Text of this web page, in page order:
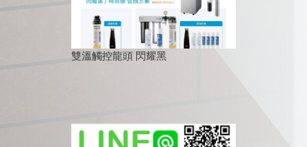
雙溫觸控龍頭 閃耀黑